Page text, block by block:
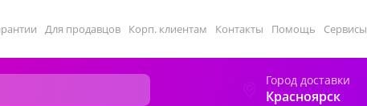
Для продавцов Корп. клиентам Контакты Помощь Сервисы
Город доставки
Красноярск